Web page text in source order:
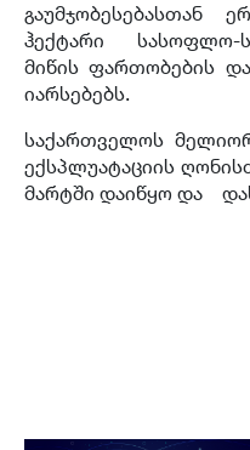
ჰექტარი სასოფლო-
მიწის ფართობების
იარსებებს.
საქართველოს
ექსპლუატაციის
მარტში დაიწყო და